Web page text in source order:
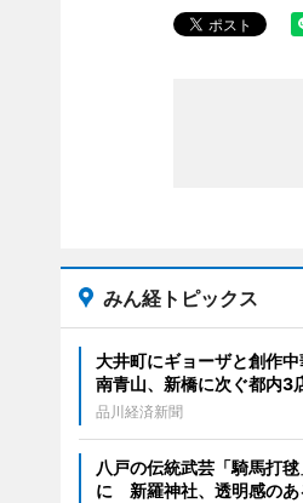
みん経トピックス
大井町にギョーザと創作
南青山、新橋に次ぐ都内3
品川経済新聞
八戸の伝統武芸「騎馬打毬
に 新羅神社、透明感のあ